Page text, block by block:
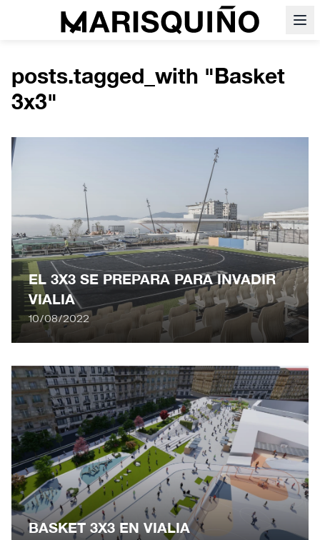
posts.tagged_with "Basket
3x3"
EL 3X3 SE PREPARA PARA INVADIR
VIALIA
10/08/2022
BASKET 3X3 EN VIALIA